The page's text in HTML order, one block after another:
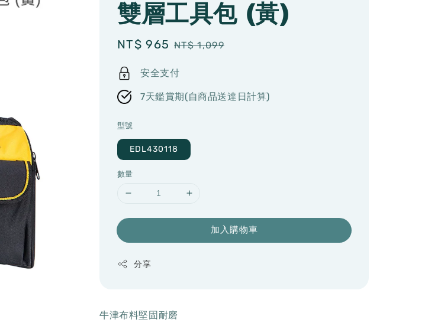
雙層工具包 (黃)
Sale
NT$ 965 Regular
NT$ 1,099
安全支付
7天鑑賞期(自商品送達日計算)
型號
EDL430118
數量
加入購物車
分享
牛津布料堅固耐磨